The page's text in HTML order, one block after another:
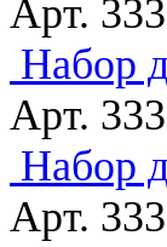
Арт.
Набор
Арт.
Набор
Арт.